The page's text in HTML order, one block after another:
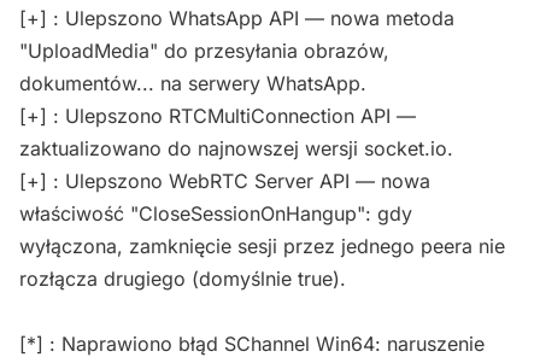
[+] : Ulepszono WhatsApp API — nowa metoda
"UploadMedia" do przesyłania obrazów,
dokumentów... na serwery WhatsApp.
[+] : Ulepszono RTCMultiConnection API —
zaktualizowano do najnowszej wersji socket.io.
[+] : Ulepszono WebRTC Server API — nowa
właściwość "CloseSessionOnHangup": gdy
wyłączona, zamknięcie sesji przez jednego peera nie
rozłącza drugiego (domyślnie true).
[*] : Naprawiono błąd SChannel Win64: naruszenie